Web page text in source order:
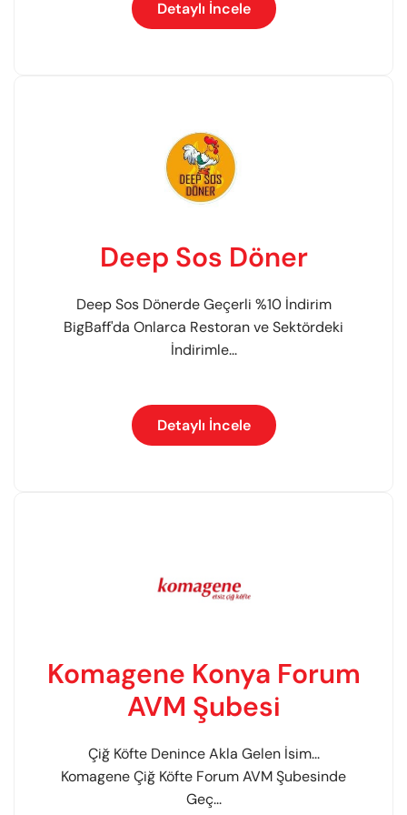
Detaylı İncele
Deep Sos Döner
Deep Sos Dönerde Geçerli %10 İndirim
BigBaff'da Onlarca Restoran ve Sektördeki
İndirimle...
Detaylı İncele
Komagene Konya Forum
AVM Şubesi
Çiğ Köfte Denince Akla Gelen İsim...
Komagene Çiğ Köfte Forum AVM Şubesinde
Geç...